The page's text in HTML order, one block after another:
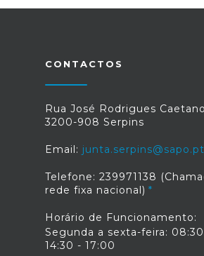
CONTACTOS
Rua José Rodrigues Caetano
3200-908 Serpins
Email: junta.serpins@sapo.pt
Telefone: 239971138
rede fixa nacional)
Horário de Funcionamento:
Segunda a sexta-feira:
14:30 - 17:00